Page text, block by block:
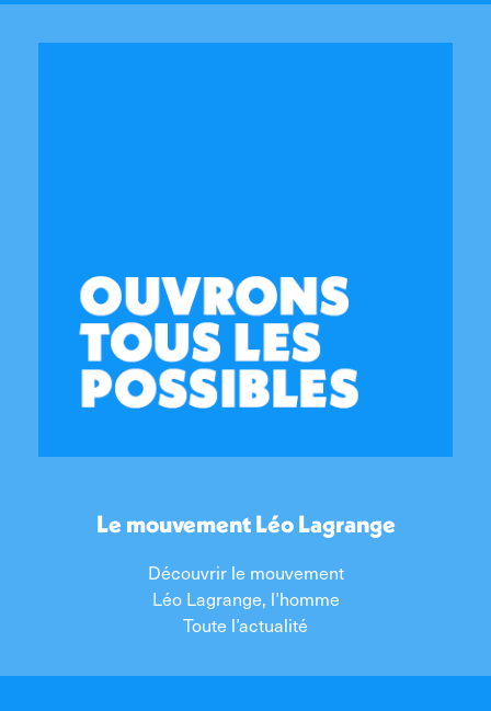
Le mouvement Léo Lagrange
Découvrir le mouvement
Léo Lagrange, l’homme
Toute l’actualité